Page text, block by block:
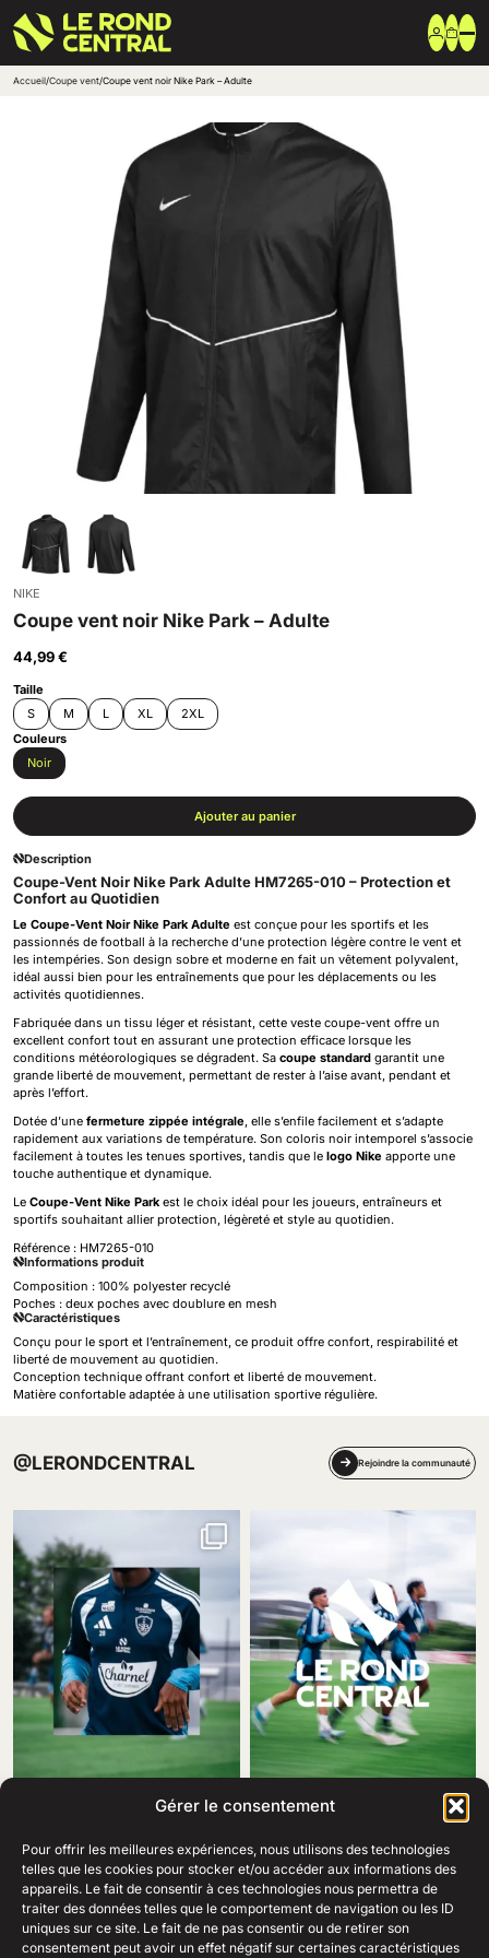
Gérer le consentement
Pour offrir les meilleures expériences, nous utilisons des technologies
telles que les cookies pour stocker et/ou accéder aux informations des
appareils. Le fait de consentir à ces technologies nous permettra de
traiter des données telles que le comportement de navigation ou les ID
uniques sur ce site. Le fait de ne pas consentir ou de retirer son
consentement peut avoir un effet négatif sur certaines caractéristiques
Haut de survêtement
Bas de survêtement
Shorts & Chaussettes
Vêtements techniques
Sac & Bagagerie
Accessoires entrainement
Créer une boutique club
Boutiques clubs
Accueil/Coupe vent/Coupe vent noir Nike Park – Adulte
NIKE
Coupe vent noir Nike Park – Adulte
44,99€
Taille
S
M L XL
2XL
Couleurs
Noir
Ajouter au panier
Description
Coupe-Vent Noir Nike Park Adulte HM7265-010 – Protection et
Confort au Quotidien
Le Coupe-Vent Noir Nike Park Adulte est conçue pour les sportifs et les
passionnés de football à la recherche d’une protection légère contre le vent et
les intempéries. Son design sobre et moderne en fait un vêtement polyvalent,
idéal aussi bien pour les entraînements que pour les déplacements ou les
activités quotidiennes.
Fabriquée dans un tissu léger et résistant, cette veste coupe-vent offre un
excellent confort tout en assurant une protection efficace lorsque les
conditions météorologiques se dégradent. Sa coupe standard garantit une
grande liberté de mouvement, permettant de rester à l’aise avant, pendant et
après l’effort.
Dotée d’une fermeture zippée intégrale, elle s’enfile facilement et s’adapte
rapidement aux variations de température. Son coloris noir intemporel s’associe
facilement à toutes les tenues sportives, tandis que le logo Nike apporte une
touche authentique et dynamique.
Le Coupe-Vent Nike Park est le choix idéal pour les joueurs, entraîneurs et
sportifs souhaitant allier protection, légèreté et style au quotidien.
Référence : HM7265-010
Informations produit
Composition : 100% polyester recyclé
Poches : deux poches avec doublure en mesh
Caractéristiques
Conçu pour le sport et l’entraînement, ce produit offre confort, respirabilité et
liberté de mouvement au quotidien.
Conception technique offrant confort et liberté de mouvement.
Matière confortable adaptée à une utilisation sportive régulière.
@LERONDCENTRAL Rejoindre la communauté
69 Rue Amiral Romain Desfosses,
29200 Brest
02 98 41 41 99